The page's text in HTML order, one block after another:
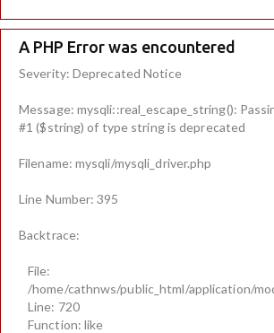
A PHP Error was encountered
Severity: Deprecated Notice
Message: mysqli::real_escape_string():
#1 ($string) of type string is deprecated
Filename: mysqli/mysqli_driver.php
Line Number: 395
Backtrace:
File:
/home/cathnws/public_html/application/
Line: 720
Function: like